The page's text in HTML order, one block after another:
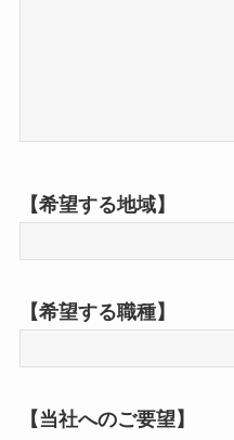
【希望する地域】
【希望する職種】
【当社へのご要望】